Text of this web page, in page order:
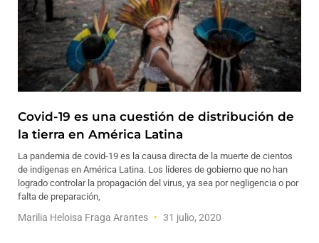
Covid-19 es una cuestión de distribución de
la tierra en América Latina
La pandemia de covid-19 es la causa directa de la muerte de cientos
de indígenas en América Latina. Los líderes de gobierno que no han
logrado controlar la propagación del virus, ya sea por negligencia o por
falta de preparación,
Marilia Heloisa Fraga Arantes 31 julio, 2020